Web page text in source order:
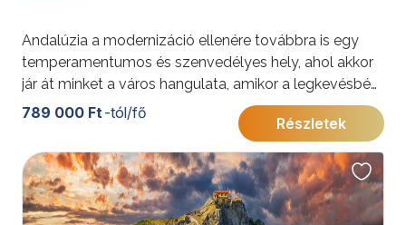
Andalúzia a modernizáció ellenére továbbra is egy
temperamentumos és szenvedélyes hely, ahol akkor
jár át minket a város hangulata, amikor a legkevésbé
számítunk rá. A körutazás végén a népszerű Costa del
Sol gyönyörű tengerpartja nyújt pihenést.
További érdekességekért Spanyolországról kattintson
ide.
789 000 Ft -tól/fő
Részletek